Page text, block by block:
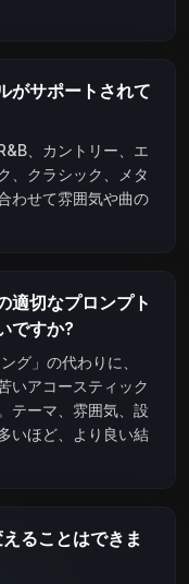
がサポートされて
、カントリー、エ
、クラシック、メタ
わせて雰囲気や曲の
適切なプロンプト
ですか?
グ」の代わりに、
いアコースティック
テーマ、雰囲気、設
いほど、より良い結
ることはできま